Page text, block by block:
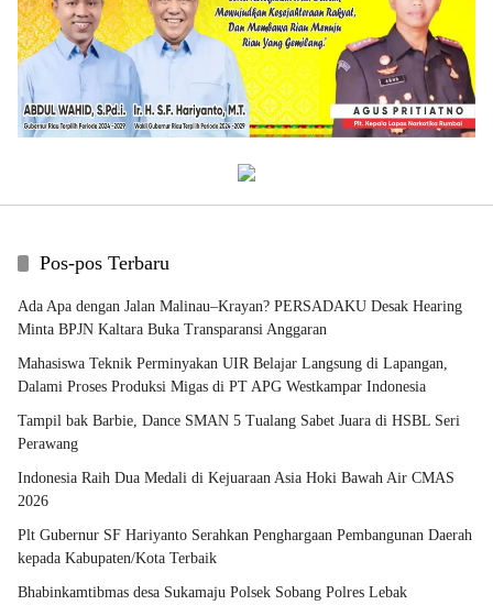
Pos-pos Terbaru
Ada Apa dengan Jalan Malinau–Krayan? PERSADAKU Desak Hearing
Minta BPJN Kaltara Buka Transparansi Anggaran
Mahasiswa Teknik Perminyakan UIR Belajar Langsung di Lapangan,
Dalami Proses Produksi Migas di PT APG Westkampar Indonesia
Tampil bak Barbie, Dance SMAN 5 Tualang Sabet Juara di HSBL Seri
Perawang
Indonesia Raih Dua Medali di Kejuaraan Asia Hoki Bawah Air CMAS
2026
Plt Gubernur SF Hariyanto Serahkan Penghargaan Pembangunan Daerah
kepada Kabupaten/Kota Terbaik
Bhabinkamtibmas desa Sukamaju Polsek Sobang Polres Lebak